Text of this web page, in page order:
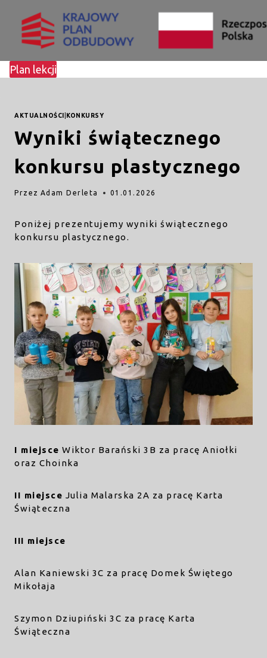
treści
Plan lekcji
AKTUALNOŚCI KONKURSY
Wyniki świątecznego
konkursu plastycznego
Przez Adam Derleta 01.01.2026
Poniżej prezentujemy wyniki świątecznego
konkursu plastycznego.
I miejsce Wiktor Barański 3B za pracę Aniołki
oraz Choinka
II miejsce Julia Malarska 2A za pracę Karta
Świąteczna
III miejsce
Alan Kaniewski 3C za pracę Domek Świętego
Mikołaja
Szymon Dziupiński 3C za pracę Karta
Świąteczna